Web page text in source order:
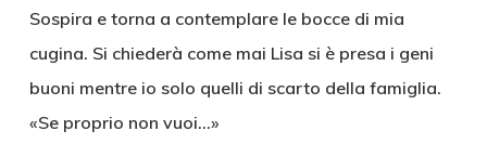
Sospira e torna a contemplare le bocce di mia
cugina. Si chiederà come mai Lisa si è presa i geni
buoni mentre io solo quelli di scarto della famiglia.
«Se proprio non vuoi…»